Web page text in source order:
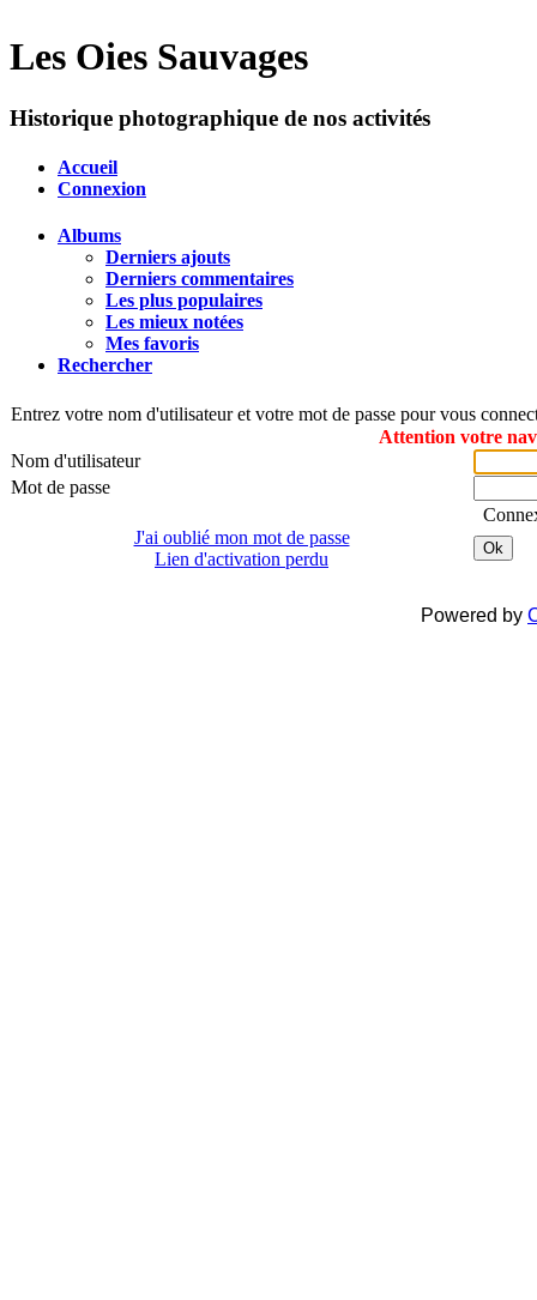
Les Oies Sauvages
Historique photographique de nos activités
Accueil
Connexion
Albums
Derniers ajouts
Derniers commentaires
Les plus populaires
Les mieux notées
Mes favoris
Rechercher
Entrez votre nom d'utilisateur et votre mot de passe pour vous
Attention votre
Nom d'utilisateur
Mot de passe
J'ai oublié mon mot de passe
Lien d'activation perdu
Ok
Powered by